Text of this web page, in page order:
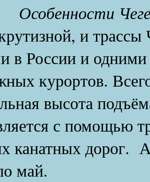
и
в России и
курортов.
высота
с помощью
канатных дорог.
май.